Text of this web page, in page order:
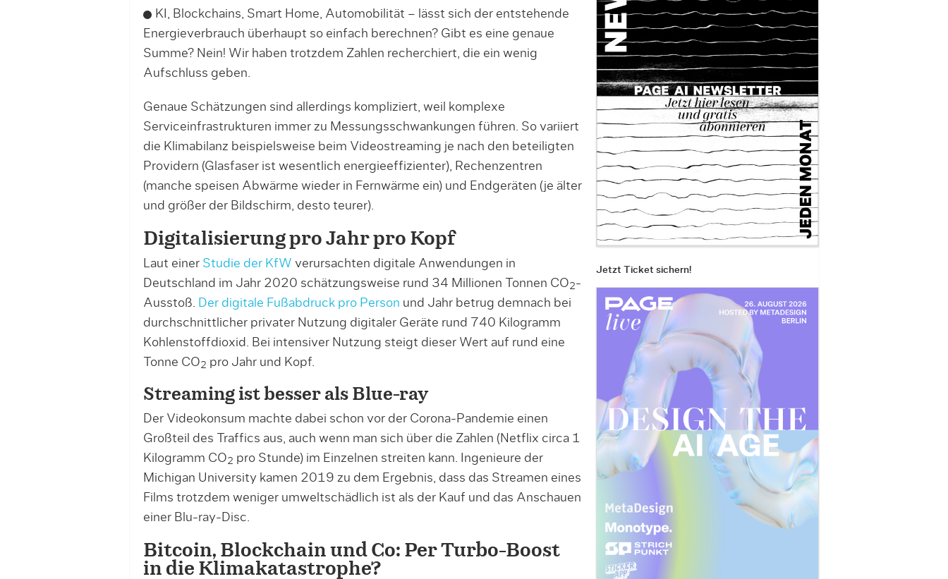
KI, Blockchains, Smart Home, Automobilität – lässt sich der entstehende
Energieverbrauch überhaupt so einfach berechnen? Gibt es eine genaue
Summe? Nein! Wir haben trotzdem Zahlen recherchiert, die ein wenig
Aufschluss geben.
Genaue Schätzungen sind allerdings kompliziert, weil komplexe
Serviceinfrastrukturen immer zu Messungsschwankungen führen. So variiert
die Klimabilanz beispielsweise beim Videostreaming je nach den beteiligten
Providern (Glasfaser ist wesentlich energieeffizienter), Rechenzentren
(manche speisen Abwärme wieder in Fernwärme ein) und Endgeräten (je älter
und größer der Bildschirm, desto teurer).
Digitalisierung pro Jahr pro Kopf
Laut einer Studie der KfW verursachten digitale Anwendungen in
Deutschland im Jahr 2020 schätzungsweise rund 34 Millionen Tonnen CO2-
Ausstoß. Der digitale Fußabdruck pro Person und Jahr betrug demnach bei
durchschnittlicher privater Nutzung digitaler Geräte rund 740 Kilogramm
Kohlenstoffdioxid. Bei intensiver Nutzung steigt dieser Wert auf rund eine
Tonne CO2 pro Jahr und Kopf.
Streaming ist besser als Blue-ray
Der Videokonsum machte dabei schon vor der Corona-Pandemie einen
Großteil des Traffics aus, auch wenn man sich über die Zahlen (Netflix circa 1
Kilogramm CO2 pro Stunde) im Einzelnen streiten kann. Ingenieure der
Michigan University kamen 2019 zu dem Ergebnis, dass das Streamen eines
Films trotzdem weniger umweltschädlich ist als der Kauf und das Anschauen
einer Blu-ray-Disc.
Bitcoin, Blockchain und Co: Per Turbo-Boost
in die Klimakatastrophe?
Jetzt Ticket sichern!